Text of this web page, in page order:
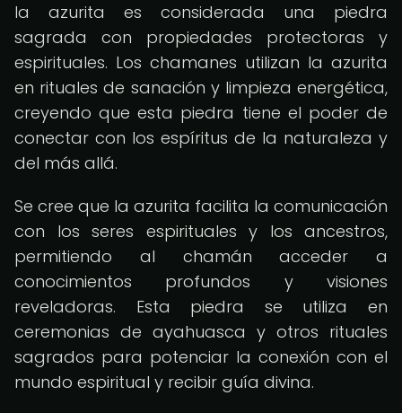
la azurita es considerada una piedra
sagrada con propiedades protectoras y
espirituales. Los chamanes utilizan la azurita
en rituales de sanación y limpieza energética,
creyendo que esta piedra tiene el poder de
conectar con los espíritus de la naturaleza y
del más allá.
Se cree que la azurita facilita la comunicación
con los seres espirituales y los ancestros,
permitiendo al chamán acceder a
conocimientos profundos y visiones
reveladoras. Esta piedra se utiliza en
ceremonias de ayahuasca y otros rituales
sagrados para potenciar la conexión con el
mundo espiritual y recibir guía divina.